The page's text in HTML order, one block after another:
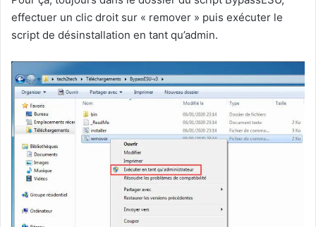
effectuer un clic droit sur « remover » puis exécuter le
script de désinstallation en tant qu’admin.